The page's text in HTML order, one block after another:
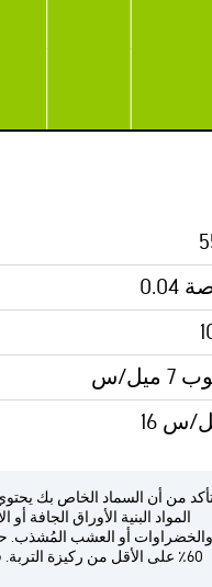
ميل/س
ميل/س
من أن السماد الخاص بك
المواد البنية الأوراق الجافة
60٪ على الأقل من ركيزة